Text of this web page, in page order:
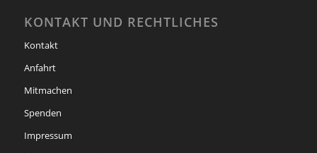
KONTAKT UND RECHTLICHES
Kontakt
Anfahrt
Mitmachen
Spenden
Impressum